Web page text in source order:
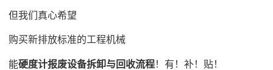
但我们真心希望
购买新排放标准的工程机械
能硬度计报废设备拆卸与回收流程！有！补！贴！